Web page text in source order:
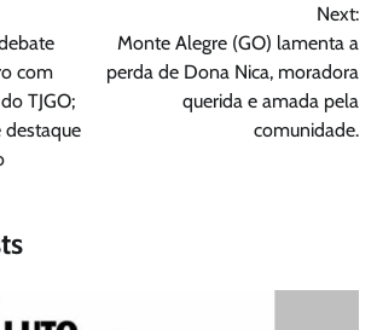
com
TJGO;
destaque
Next:
Monte Alegre (GO) lamenta a
perda de Dona Nica, moradora
querida e amada pela
comunidade.